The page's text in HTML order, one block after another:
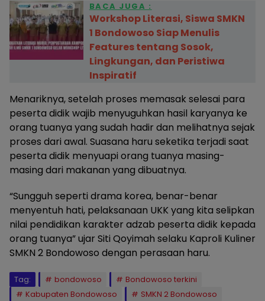
BACA JUGA :
Workshop Literasi, Siswa SMKN
1 Bondowoso Siap Menulis
Features tentang Sosok,
Lingkungan, dan Peristiwa
Inspiratif
Menariknya, setelah proses memasak selesai para
peserta didik wajib menyuguhkan hasil karyanya ke
orang tuanya yang sudah hadir dan melihatnya sejak
proses dari awal. Suasana haru seketika terjadi saat
peserta didik menyuapi orang tuanya masing-
masing dari makanan yang dibuatnya.
“Sungguh seperti drama korea, benar-benar
menyentuh hati, pelaksanaan UKK yang kita selipkan
nilai pendidikan karakter adzab peserta didik kepada
orang tuanya” ujar Siti Qoyimah selaku Kaproli Kuliner
SMKN 2 Bondowoso dengan perasaan haru.
Tag: bondowoso
Bondowoso terkini
Kabupaten Bondowoso
SMKN 2 Bondowoso